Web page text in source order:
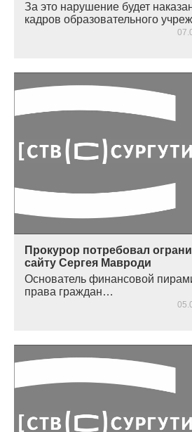
За это нарушение будет
кадров образовательного
Прокурор потребовал
сайту Сергея Мавроди
Основатель финансовой
права граждан…